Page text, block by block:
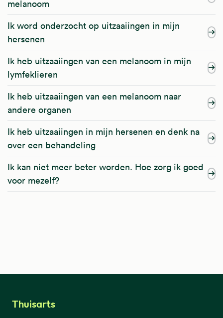
melanoom
Ik word onderzocht op uitzaaiingen in mijn
hersenen
Ik heb uitzaaiingen van een melanoom in mijn
lymfeklieren
Ik heb uitzaaiingen van een melanoom naar
andere organen
Ik heb uitzaaiingen in mijn hersenen en denk na
over een behandeling
Ik kan niet meer beter worden. Hoe zorg ik goed
voor mezelf?
Thuisarts